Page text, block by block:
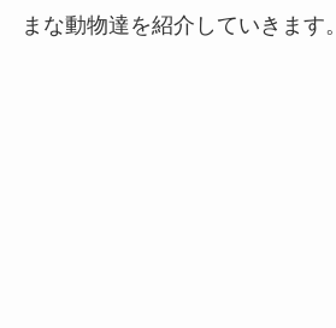
まな動物達を紹介していきます。